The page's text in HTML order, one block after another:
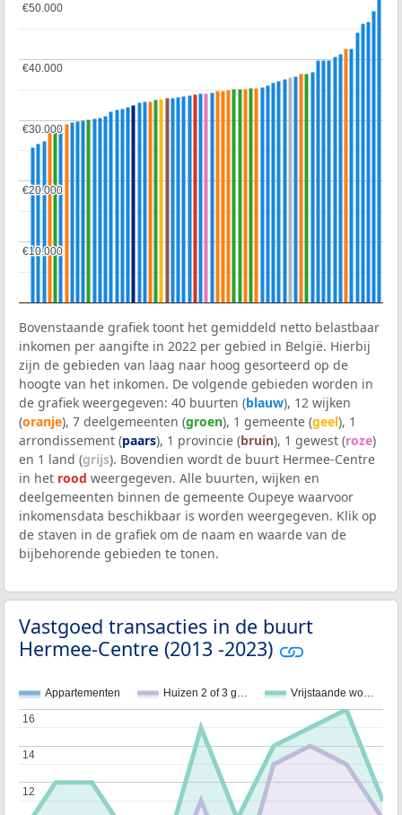
€10.000
€10.000
€20.000
€20.000
€30.000
€30.000
€40.000
€40.000
€50.000
€50.000
Bovenstaande grafiek toont het gemiddeld netto belastbaar
inkomen per aangifte in 2022 per gebied in België. Hierbij
zijn de gebieden van laag naar hoog gesorteerd op de
hoogte van het inkomen. De volgende gebieden worden in
de grafiek weergegeven: 40 buurten (blauw), 12 wijken
(oranje), 7 deelgemeenten (groen), 1 gemeente (geel), 1
arrondissement (paars), 1 provincie (bruin), 1 gewest (roze)
en 1 land (grijs). Bovendien wordt de buurt Hermee-Centre
in het rood weergegeven. Alle buurten, wijken en
deelgemeenten binnen de gemeente Oupeye waarvoor
inkomensdata beschikbaar is worden weergegeven. Klik op
de staven in de grafiek om de naam en waarde van de
bijbehorende gebieden te tonen.
Vastgoed transacties in de buurt
Hermee-Centre (2013 -2023)
Appartementen Huizen 2 of 3 g… Vrijstaande wo…
12
12
14
14
16
16